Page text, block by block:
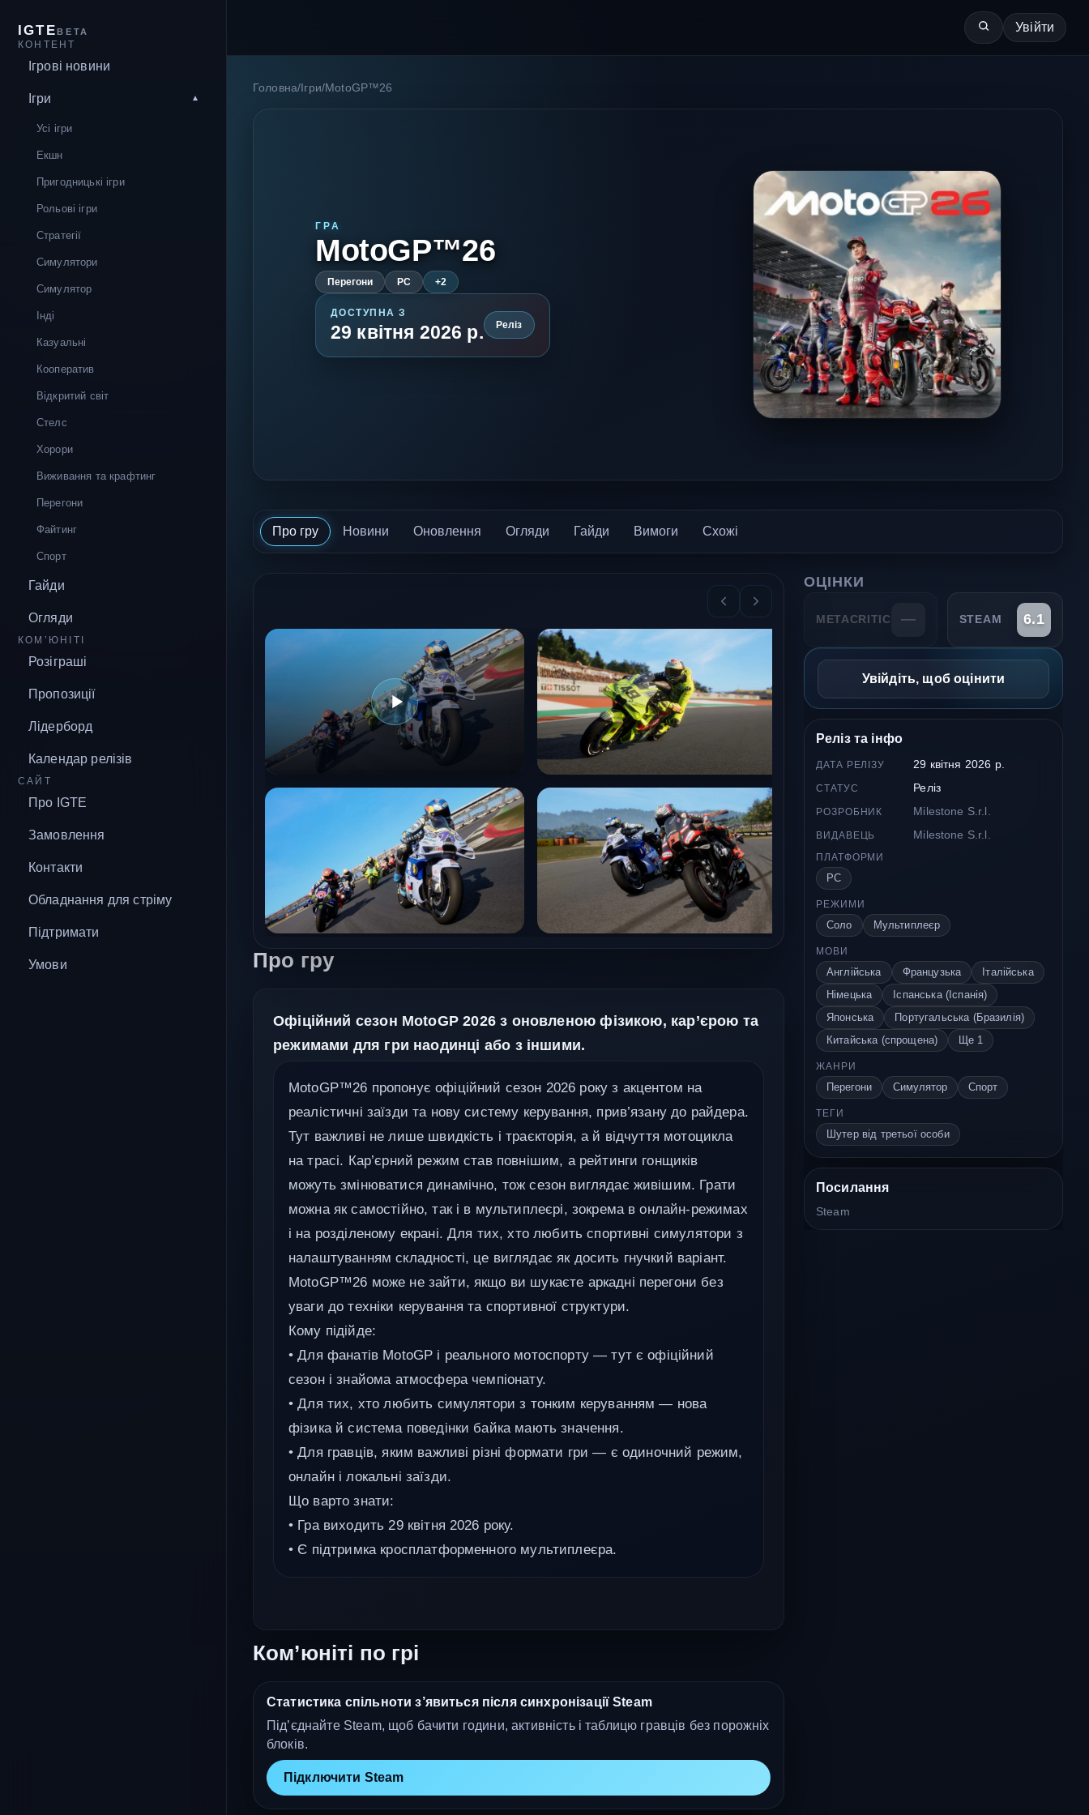
IGTEBETA
КОНТЕНТ
Ігрові новини
Ігри
Усі ігри
Екшн
Пригодницькі ігри
Рольові ігри
Стратегії
Симулятори
Симулятор
Інді
Казуальні
Кооператив
Відкритий світ
Стелс
Хорори
Виживання та крафтинг
Перегони
Файтинг
Спорт
Гайди
Огляди
КОМ’ЮНІТІ
Розіграші
Пропозиції
Лідерборд
Календар релізів
САЙТ
Про IGTE
Замовлення
Контакти
Обладнання для стріму
Підтримати
Умови
Увійти
Головна/ Ігри/MotoGP™26
ГРА
MotoGP™26
Перегони PC +2
ДОСТУПНА З
29 квітня 2026 р. Реліз
Про гру Новини Оновлення Огляди Гайди Вимоги Схожі
Про гру
Офіційний сезон MotoGP 2026 з оновленою фізикою, кар’єрою та
режимами для гри наодинці або з іншими.
MotoGP™26 пропонує офіційний сезон 2026 року з акцентом на
реалістичні заїзди та нову систему керування, прив’язану до райдера.
Тут важливі не лише швидкість і траєкторія, а й відчуття мотоцикла
на трасі. Кар’єрний режим став повнішим, а рейтинги гонщиків
можуть змінюватися динамічно, тож сезон виглядає живішим. Грати
можна як самостійно, так і в мультиплеєрі, зокрема в онлайн-режимах
і на розділеному екрані. Для тих, хто любить спортивні симулятори з
налаштуванням складності, це виглядає як досить гнучкий варіант.
MotoGP™26 може не зайти, якщо ви шукаєте аркадні перегони без
уваги до техніки керування та спортивної структури.
Кому підійде:
• Для фанатів MotoGP і реального мотоспорту — тут є офіційний
сезон і знайома атмосфера чемпіонату.
• Для тих, хто любить симулятори з тонким керуванням — нова
фізика й система поведінки байка мають значення.
• Для гравців, яким важливі різні формати гри — є одиночний режим,
онлайн і локальні заїзди.
Що варто знати:
• Гра виходить 29 квітня 2026 року.
• Є підтримка кросплатформенного мультиплеєра.
Ком’юніті по грі
Статистика спільноти з’явиться після синхронізації Steam
Під’єднайте Steam, щоб бачити години, активність і таблицю гравців без порожніх
блоків.
Підключити Steam
ОЦІНКИ
METACRITIC — STEAM 6.1
Увійдіть, щоб оцінити
Реліз та інфо
ДАТА РЕЛІЗУ 29 квітня 2026 р.
СТАТУС Реліз
РОЗРОБНИК Milestone S.r.l.
ВИДАВЕЦЬ Milestone S.r.l.
ПЛАТФОРМИ
PC
РЕЖИМИ
Соло Мультиплеєр
МОВИ
Англійська Французька
Італійська
Німецька
Іспанська (Іспанія)
Японська
Португальська (Бразилія)
Китайська (спрощена)
Ще 1
ЖАНРИ
Перегони Симулятор Спорт
ТЕГИ
Шутер від третьої особи
Посилання
Steam